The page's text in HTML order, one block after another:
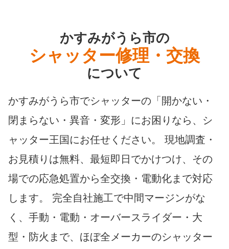
かすみがうら市の
シャッター修理・交換
について
かすみがうら市でシャッターの「開かない・
閉まらない・異音・変形」にお困りなら、シ
ャッター王国にお任せください。 現地調査・
お見積りは無料、最短即日でかけつけ、その
場での応急処置から全交換・電動化まで対応
します。 完全自社施工で中間マージンがな
く、手動・電動・オーバースライダー・大
型・防火まで、ほぼ全メーカーのシャッター